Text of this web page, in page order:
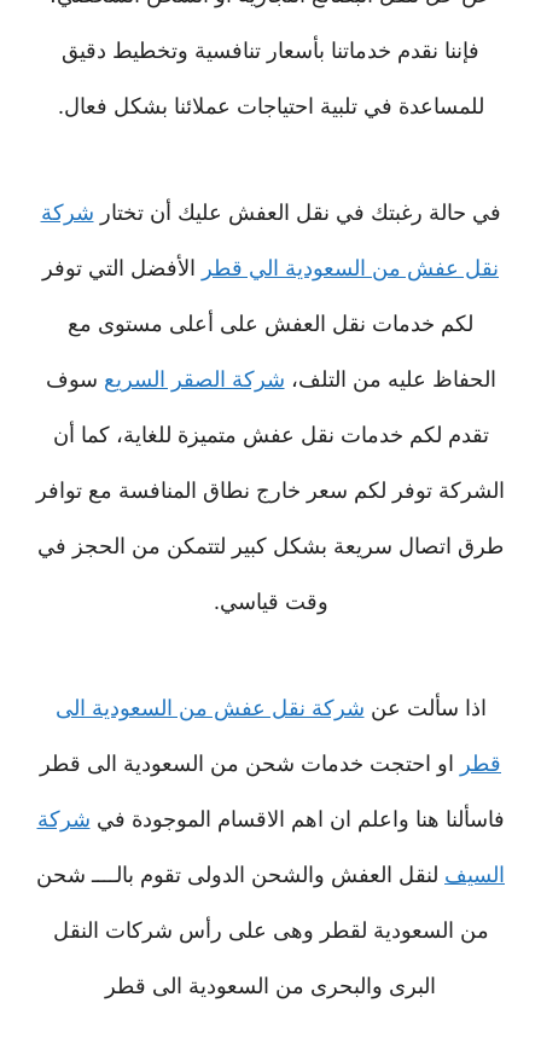
فإننا نقدم خدماتنا بأسعار تنافسية وتخطيط دقيق
للمساعدة في تلبية احتياجات عملائنا بشكل فعال.
في حالة رغبتك في نقل العفش عليك أن تختار شركة
نقل عفش من السعودية الي قطر الأفضل التي توفر
لكم خدمات نقل العفش على أعلى مستوى مع
الحفاظ عليه من التلف، شركة الصقر السريع سوف
تقدم لكم خدمات نقل عفش متميزة للغاية، كما أن
الشركة توفر لكم سعر خارج نطاق المنافسة مع توافر
طرق اتصال سريعة بشكل كبير لتتمكن من الحجز في
وقت قياسي.
اذا سألت عن شركة نقل عفش من السعودية الى
قطر او احتجت خدمات شحن من السعودية الى قطر
فاسألنا هنا واعلم ان اهم الاقسام الموجودة في شركة
السيف لنقل العفش والشحن الدولى تقوم بالــــ شحن
من السعودية لقطر وهى على رأس شركات النقل
البرى والبحرى من السعودية الى قطر